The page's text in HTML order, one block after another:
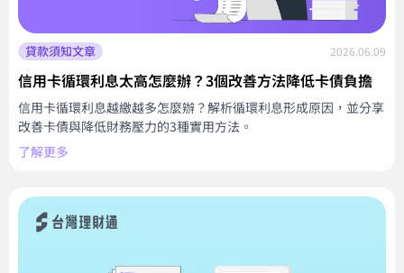
貸款須知文章 2026.06.09
信用卡循環利息太高怎麼辦？3個改善方法降低卡債負擔
信用卡循環利息越繳越多怎麼辦？解析循環利息形成原因，並分享
改善卡債與降低財務壓力的3種實用方法。
了解更多